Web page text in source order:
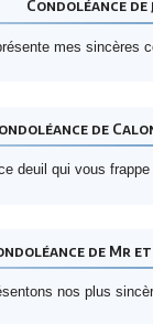
Condoléance
mes sincères
de
deuil qui vous
de Mr
nos plus